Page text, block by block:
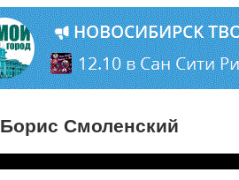
Борис Смоленский